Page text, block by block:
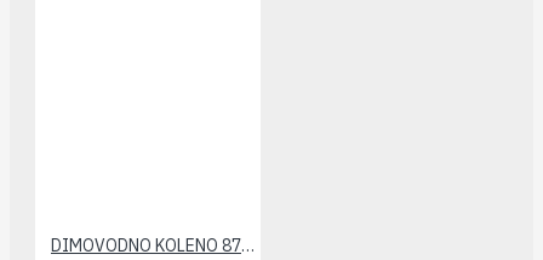
DIMOVODNO KOLENO 87° FI 60(plastično) VIESSMANN